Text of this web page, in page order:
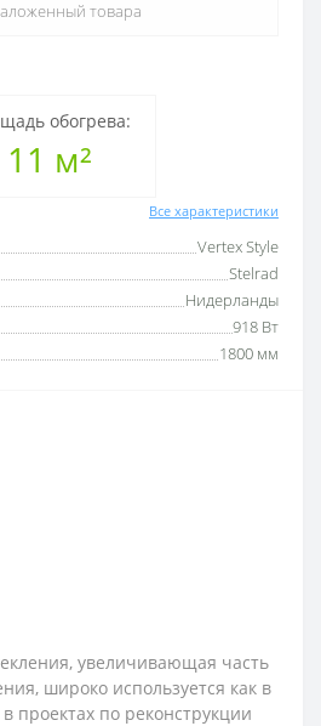
обогрева:
11 м²
Все характеристики
Vertex Style
Stelrad
Нидерланды
918 Вт
1800 мм
товара
увеличивающая часть
широко используется как в
проектах по реконструкции